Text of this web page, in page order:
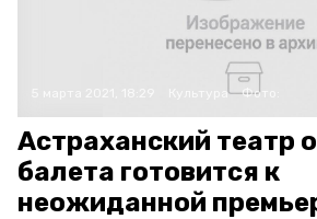
Культура Фото:
Астраханский театр
балета готовится к
неожиданной